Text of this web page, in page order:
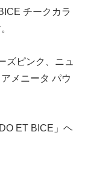
チークカラ
ズピンク、ニュ
メニータ パウ
ET BICE」ヘ